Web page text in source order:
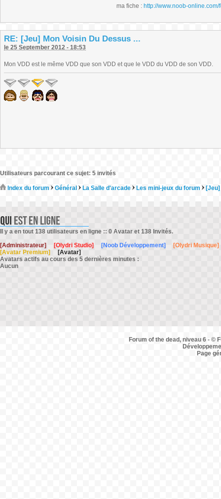
ma fiche : http://www.noob-
RE: [Jeu] Mon Voisin Du Dessus ...
le 25 September 2012 - 18:53
Mon VDD est le même VDD que son VDD et que le VDD du VDD de son VDD.
Utilisateurs parcourant ce sujet: 5 invités
Index du forum Général La Salle d'arcade Les mini-jeux du forum
Il y a en tout 138 utilisateurs en ligne :: 0 Avatar et 138 Invités.
[Administrateur]
[Olydri Studio] [Noob Développement]
[Olydri Musique]
[Avatar Premium]
[Avatar]
Avatars actifs au cours des 5 dernières minutes :
Aucun
Forum of the dead, niveau 6 - ©
Page